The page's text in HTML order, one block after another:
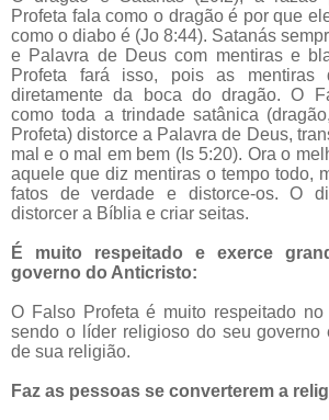
Profeta fala como o dragão é por que
como o diabo é (Jo 8:44). Satanás
e Palavra de Deus com mentiras e
Profeta fará isso, pois as
diretamente da boca do dragão. O
como toda a trindade satânica
Profeta) distorce a Palavra de Deus,
mal e o mal em bem (Is 5:20). Ora o
aquele que diz mentiras o tempo todo,
fatos de verdade e distorce-os. O
distorcer a Bíblia e criar seitas.
É muito respeitado e exerce
governo do Anticristo:
O Falso Profeta é muito respeitado no
sendo o líder religioso do seu governo
de sua religião.
Faz as pessoas se converterem a